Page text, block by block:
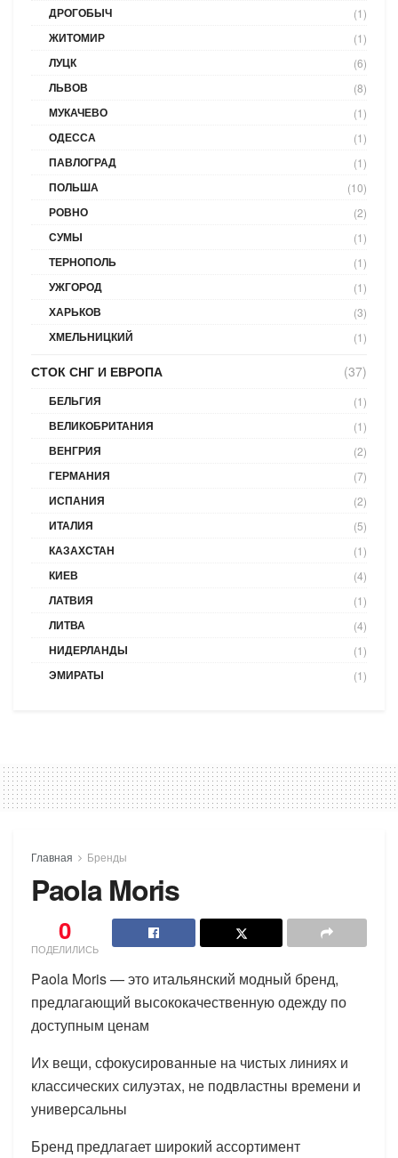
ДРОГОБЫЧ (1)
ЖИТОМИР (1)
ЛУЦК (6)
ЛЬВОВ (8)
МУКАЧЕВО (1)
ОДЕССА (1)
ПАВЛОГРАД (1)
ПОЛЬША (10)
РОВНО (2)
СУМЫ (1)
ТЕРНОПОЛЬ (1)
УЖГОРОД (1)
ХАРЬКОВ (3)
ХМЕЛЬНИЦКИЙ (1)
СТОК СНГ И ЕВРОПА (37)
БЕЛЬГИЯ (1)
ВЕЛИКОБРИТАНИЯ (1)
ВЕНГРИЯ (2)
ГЕРМАНИЯ (7)
ИСПАНИЯ (2)
ИТАЛИЯ (5)
КАЗАХСТАН (1)
КИЕВ (4)
ЛАТВИЯ (1)
ЛИТВА (4)
НИДЕРЛАНДЫ (1)
ЭМИРАТЫ (1)
Главная Бренды
Paola Moris
0
ПОДЕЛИЛИСЬ
Paola Moris — это итальянский модный бренд,
предлагающий высококачественную одежду по
доступным ценам
Их вещи, сфокусированные на чистых линиях и
классических силуэтах, не подвластны времени и
универсальны
Бренд предлагает широкий ассортимент